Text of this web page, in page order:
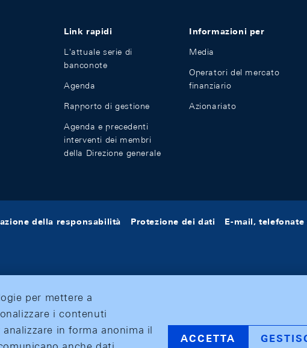
Link rapidi
L'attuale serie di
banconote
Agenda
Rapporto di gestione
Agenda e precedenti
interventi dei membri
della Direzione generale
Informazioni per
Media
Operatori del mercato
finanziario
Azionariato
della responsabilità Protezione dei dati E-mail,
per mettere a
i contenuti
in forma anonima il
ACCETTA